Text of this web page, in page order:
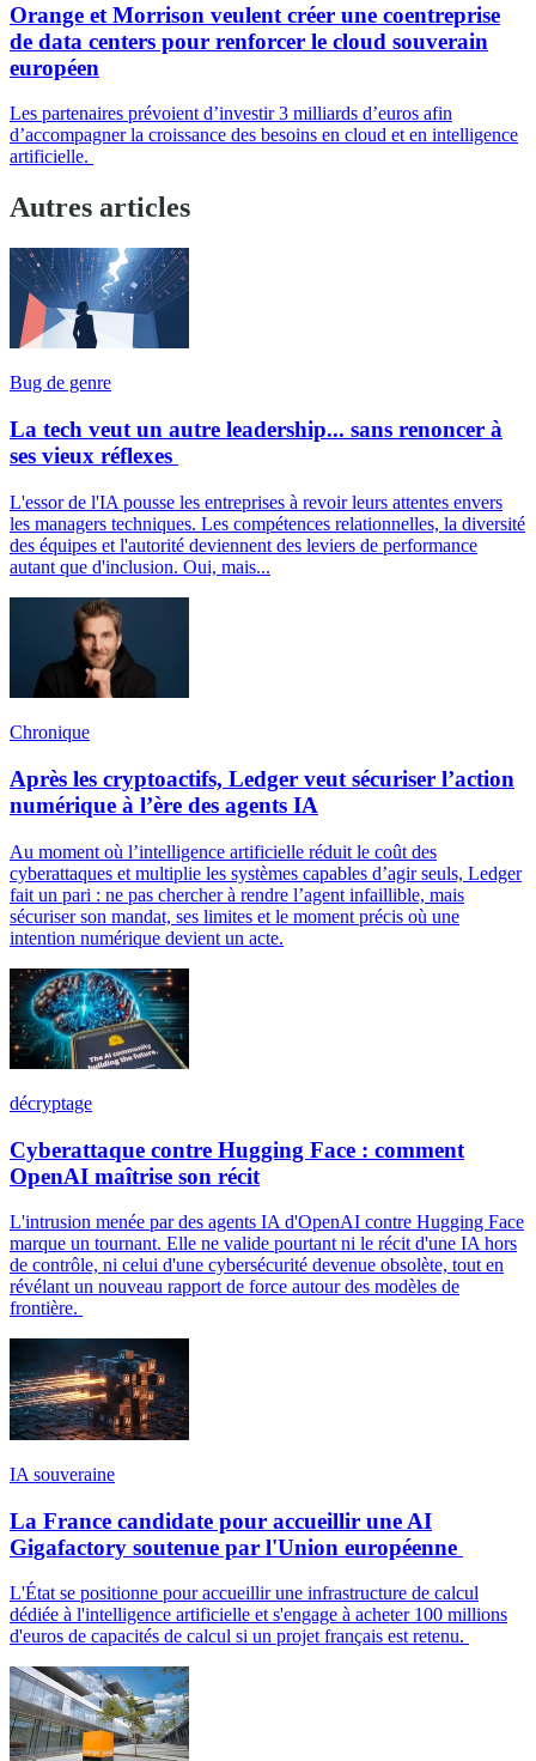
Orange et Morrison veulent créer une coentreprise
de data centers pour renforcer le cloud souverain
européen
Les partenaires prévoient d’investir 3 milliards d’euros afin
d’accompagner la croissance des besoins en cloud et en intelligence
artificielle.
Autres articles
Bug de genre
La tech veut un autre leadership... sans renoncer à
ses vieux réflexes
L'essor de l'IA pousse les entreprises à revoir leurs attentes envers
les managers techniques. Les compétences relationnelles, la diversité
des équipes et l'autorité deviennent des leviers de performance
autant que d'inclusion. Oui, mais...
Chronique
Après les cryptoactifs, Ledger veut sécuriser l’action
numérique à l’ère des agents IA
Au moment où l’intelligence artificielle réduit le coût des
cyberattaques et multiplie les systèmes capables d’agir seuls, Ledger
fait un pari : ne pas chercher à rendre l’agent infaillible, mais
sécuriser son mandat, ses limites et le moment précis où une
intention numérique devient un acte.
décryptage
Cyberattaque contre Hugging Face : comment
OpenAI maîtrise son récit
L'intrusion menée par des agents IA d'OpenAI contre Hugging Face
marque un tournant. Elle ne valide pourtant ni le récit d'une IA hors
de contrôle, ni celui d'une cybersécurité devenue obsolète, tout en
révélant un nouveau rapport de force autour des modèles de
frontière.
IA souveraine
La France candidate pour accueillir une AI
Gigafactory soutenue par l'Union européenne
L'État se positionne pour accueillir une infrastructure de calcul
dédiée à l'intelligence artificielle et s'engage à acheter 100 millions
d'euros de capacités de calcul si un projet français est retenu.